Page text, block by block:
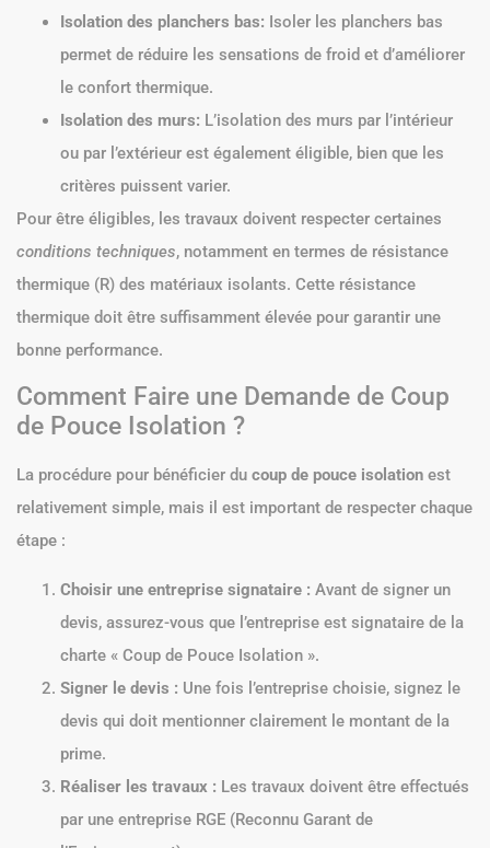
Isolation des planchers bas: Isoler les planchers bas
permet de réduire les sensations de froid et d’améliorer
le confort thermique.
Isolation des murs: L’isolation des murs par l’intérieur
ou par l’extérieur est également éligible, bien que les
critères puissent varier.
Pour être éligibles, les travaux doivent respecter certaines
conditions techniques, notamment en termes de résistance
thermique (R) des matériaux isolants. Cette résistance
thermique doit être suffisamment élevée pour garantir une
bonne performance.
Comment Faire une Demande de Coup
de Pouce Isolation ?
La procédure pour bénéficier du coup de pouce isolation est
relativement simple, mais il est important de respecter chaque
étape :
Choisir une entreprise signataire : Avant de signer un
devis, assurez-vous que l’entreprise est signataire de la
charte « Coup de Pouce Isolation ».
Signer le devis : Une fois l’entreprise choisie, signez le
devis qui doit mentionner clairement le montant de la
prime.
Réaliser les travaux : Les travaux doivent être effectués
par une entreprise RGE (Reconnu Garant de